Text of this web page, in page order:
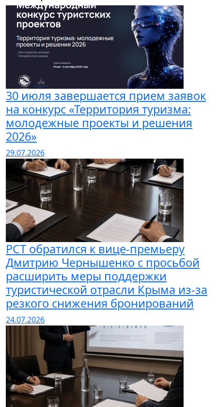
30 июля завершается прием заявок
на конкурс «Территория туризма:
молодежные проекты и решения
2026»
29.07.2026
РСТ обратился к вице-премьеру
Дмитрию Чернышенко с просьбой
расширить меры поддержки
туристической отрасли Крыма из-за
резкого снижения бронирований
24.07.2026